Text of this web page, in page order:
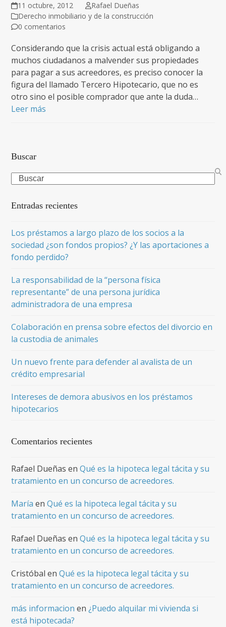
11 octubre, 2012
Rafael Dueñas
Derecho inmobiliario y de la construcción
0 comentarios
Considerando que la crisis actual está obligando a
muchos ciudadanos a malvender sus propiedades
para pagar a sus acreedores, es preciso conocer la
figura del llamado Tercero Hipotecario, que no es
otro sino el posible comprador que ante la duda…
Leer más
Buscar
Search
Entradas recientes
Los préstamos a largo plazo de los socios a la
sociedad ¿son fondos propios? ¿Y las aportaciones a
fondo perdido?
La responsabilidad de la “persona física
representante” de una persona jurídica
administradora de una empresa
Colaboración en prensa sobre efectos del divorcio en
la custodia de animales
Un nuevo frente para defender al avalista de un
crédito empresarial
Intereses de demora abusivos en los préstamos
hipotecarios
Comentarios recientes
Rafael Dueñas enQué es la hipoteca legal tácita y su
tratamiento en un concurso de acreedores.
María enQué es la hipoteca legal tácita y su
tratamiento en un concurso de acreedores.
Rafael Dueñas enQué es la hipoteca legal tácita y su
tratamiento en un concurso de acreedores.
Cristóbal enQué es la hipoteca legal tácita y su
tratamiento en un concurso de acreedores.
más informacion en¿Puedo alquilar mi vivienda si
está hipotecada?